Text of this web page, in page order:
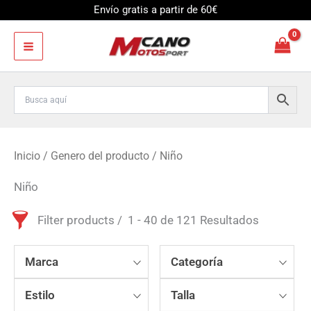
contenido
Envío gratis a partir de 60€
Inicio / Genero del producto / Niño
Niño
Filter products 1 - 40 de 121 Resultados
Marca Categoría
Estilo Talla